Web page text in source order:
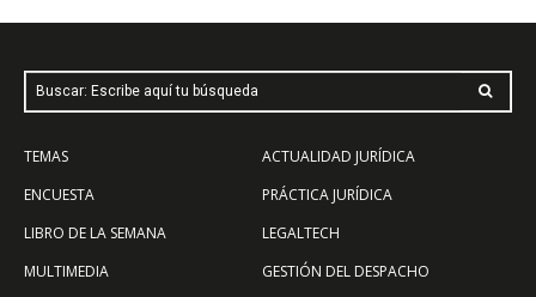
Buscar: Escribe aquí tu búsqueda
TEMAS
ENCUESTA
LIBRO DE LA SEMANA
MULTIMEDIA
ACTUALIDAD JURÍDICA
PRÁCTICA JURÍDICA
LEGALTECH
GESTIÓN DEL DESPACHO